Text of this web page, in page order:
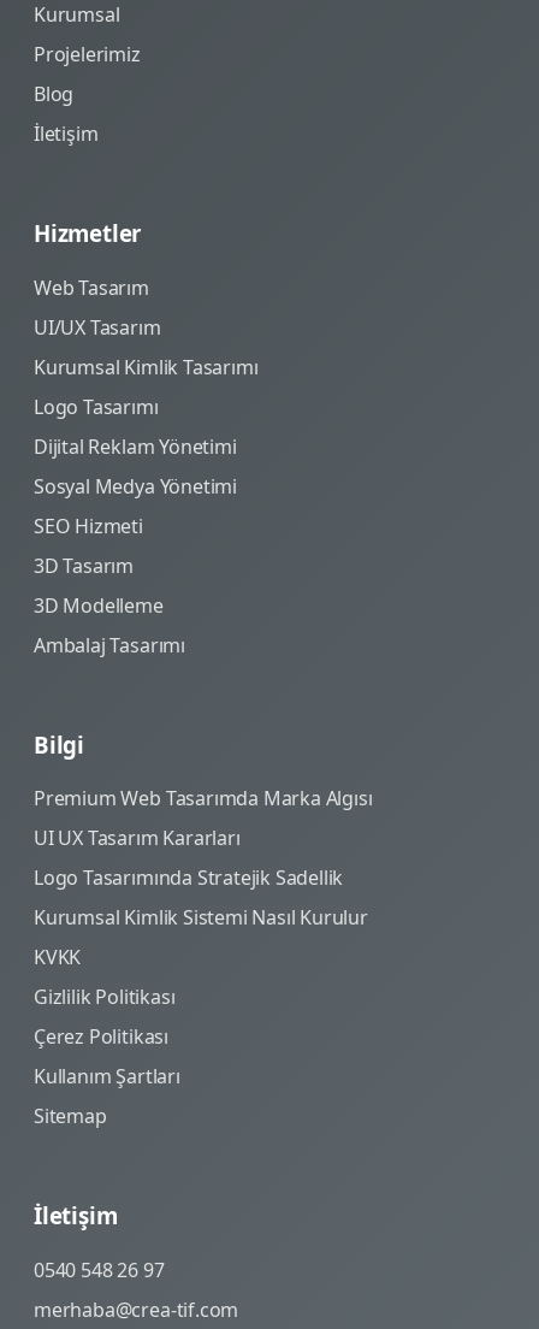
Kurumsal
Projelerimiz
Blog
İletişim
Hizmetler
Web Tasarım
UI/UX Tasarım
Kurumsal Kimlik Tasarımı
Logo Tasarımı
Dijital Reklam Yönetimi
Sosyal Medya Yönetimi
SEO Hizmeti
3D Tasarım
3D Modelleme
Ambalaj Tasarımı
Bilgi
Premium Web Tasarımda Marka Algısı
UI UX Tasarım Kararları
Logo Tasarımında Stratejik Sadellik
Kurumsal Kimlik Sistemi Nasıl Kurulur
KVKK
Gizlilik Politikası
Çerez Politikası
Kullanım Şartları
Sitemap
İletişim
0540 548 26 97
merhaba@crea-tif.com